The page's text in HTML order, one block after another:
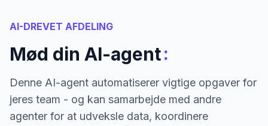
AI-DREVET AFDELING
Mød din AI-agent:
Denne AI-agent automatiserer vigtige opgaver for
jeres team - og kan samarbejde med andre
agenter for at udveksle data, koordinere